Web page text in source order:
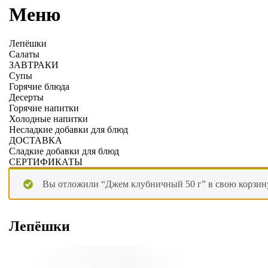
Меню
Лепёшки
Салаты
ЗАВТРАКИ
Супы
Горячие блюда
Десерты
Горячие напитки
Холодные напитки
Несладкие добавки для блюд
ДОСТАВКА
Сладкие добавки для блюд
СЕРТИФИКАТЫ
Вы отложили “Джем клубничный 50 г” в свою
Лепёшки